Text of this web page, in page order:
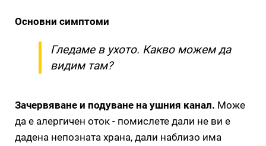
Основни симптоми
Гледаме в ухото. Какво можем да
видим там?
Зачервяване и подуване на ушния канал. Може
да е алергичен оток - помислете дали не ви е
дадена непозната храна, дали наблизо има